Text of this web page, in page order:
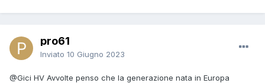
pro61
Inviato 10 Giugno 2023
@Gici HV Avvolte penso che la generazione nata in Europa